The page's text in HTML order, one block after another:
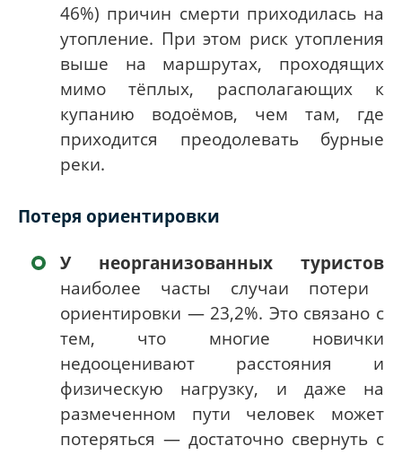
46%) причин смерти приходилась на
утопление. При этом риск утопления
выше на маршрутах, проходящих
мимо тёплых, располагающих к
купанию водоёмов, чем там, где
приходится преодолевать бурные
реки.
Потеря ориентировки
У неорганизованных туристов
наиболее часты случаи потери
ориентировки — 23,2%. Это связано с
тем, что многие новички
недооценивают расстояния и
физическую нагрузку, и даже на
размеченном пути человек может
потеряться — достаточно свернуть с